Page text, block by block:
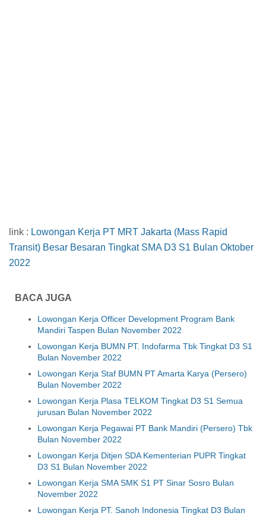
link : Lowongan Kerja PT MRT Jakarta (Mass Rapid
Transit) Besar Besaran Tingkat SMA D3 S1 Bulan Oktober
2022
BACA JUGA
Lowongan Kerja Officer Development Program Bank
Mandiri Taspen Bulan November 2022
Lowongan Kerja BUMN PT. Indofarma Tbk Tingkat D3 S1
Bulan November 2022
Lowongan Kerja Staf BUMN PT Amarta Karya (Persero)
Bulan November 2022
Lowongan Kerja Plasa TELKOM Tingkat D3 S1 Semua
jurusan Bulan November 2022
Lowongan Kerja Pegawai PT Bank Mandiri (Persero) Tbk
Bulan November 2022
Lowongan Kerja Ditjen SDA Kementerian PUPR Tingkat
D3 S1 Bulan November 2022
Lowongan Kerja SMA SMK S1 PT Sinar Sosro Bulan
November 2022
Lowongan Kerja PT. Sanoh Indonesia Tingkat D3 Bulan